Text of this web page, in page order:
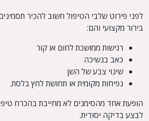
לפני פירוט שלבי הטיפול חשוב להכיר
בירור מקצועי והם:
רגישות ממושכת לחום או קור
כאב בנשיכה
שינוי צבע של השן
נפיחות מקומית או תחושת לחץ בלסת.
הופעת אחד מהסימנים לא מחייבת בהכרח
לבצע בדיקה יסודית.